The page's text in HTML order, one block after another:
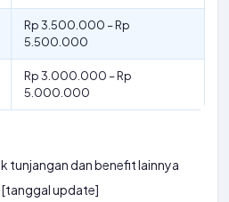
Rp 3.500.000 – Rp
5.500.000
Rp 3.000.000 – Rp
5.000.000
tunjangan dan benefit lainnya
update]